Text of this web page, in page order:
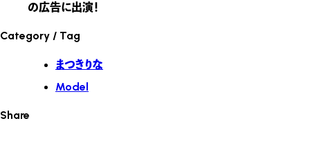
の広告に出演！
Category / Tag
まつきりな
Model
Share